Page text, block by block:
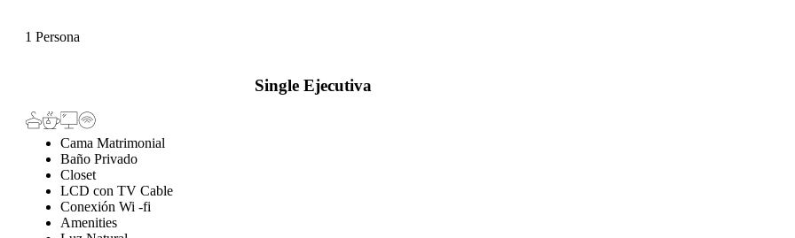
1 Persona
Single Ejecutiva
Cama Matrimonial
Baño Privado
Closet
LCD con TV Cable
Conexión Wi -fi
Amenities